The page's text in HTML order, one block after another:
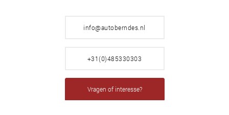
info@autoberndes.nl
+31(0)485330303
Vragen of interesse?